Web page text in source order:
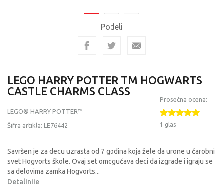
Podeli
LEGO HARRY POTTER TM HOGWARTS
CASTLE CHARMS CLASS
LEGO® HARRY POTTER™
Šifra artikla: LE76442
Prosečna ocena:
1 glas
Savršen je za decu uzrasta od 7 godina koja žele da urone u čarobni
svet Hogvorts škole. Ovaj set omogućava deci da izgrade i igraju se
sa delovima zamka Hogvorts...
Detaljnije